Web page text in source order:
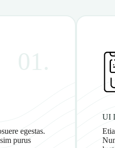
01.
egestas.
purus
UI